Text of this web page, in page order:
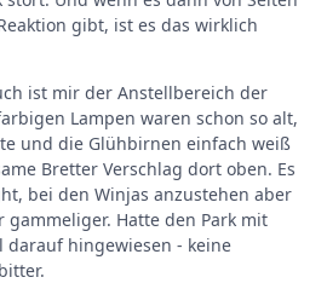
gibt, ist es das wirklich
ist mir der Anstellbereich der
Lampen waren schon so alt,
und die Glühbirnen einfach weiß
Bretter Verschlag dort oben. Es
bei den Winjas anzustehen aber
Hatte den Park mit
hingewiesen - keine